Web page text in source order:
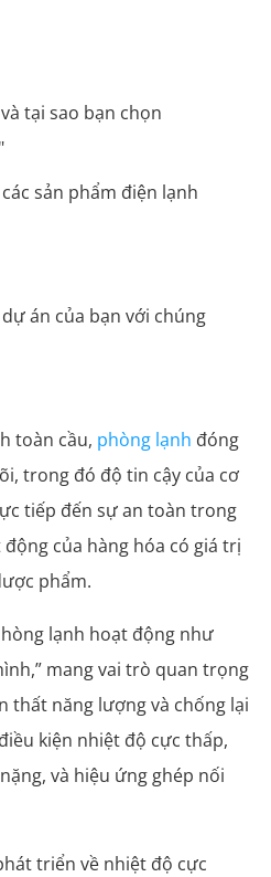
tại sao bạn chọn
sản phẩm điện lạnh
án của bạn với chúng
toàn cầu, phòng lạnh đóng
trong đó độ tin cậy của cơ
tiếp đến sự an toàn trong
của hàng hóa có giá trị
phẩm.
lạnh hoạt động như
mang vai trò quan trọng
thất năng lượng và chống lại
kiện nhiệt độ cực thấp,
và hiệu ứng ghép nối
triển về nhiệt độ cực